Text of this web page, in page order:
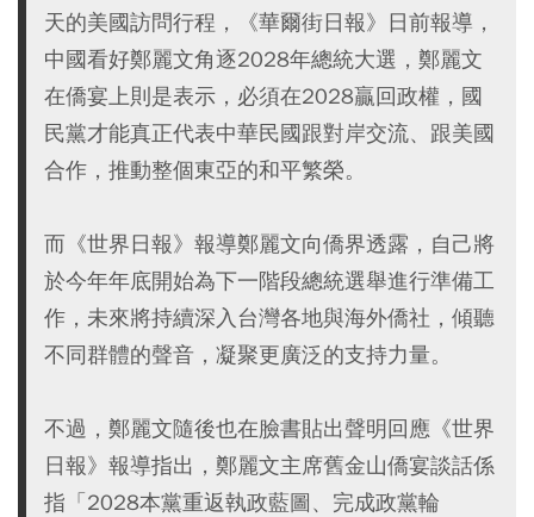
天的美國訪問行程，《華爾街日報》日前報導，
中國看好鄭麗文角逐2028年總統大選，鄭麗文
在僑宴上則是表示，必須在2028贏回政權，國
民黨才能真正代表中華民國跟對岸交流、跟美國
合作，推動整個東亞的和平繁榮。
而《世界日報》報導鄭麗文向僑界透露，自己將
於今年年底開始為下一階段總統選舉進行準備工
作，未來將持續深入台灣各地與海外僑社，傾聽
不同群體的聲音，凝聚更廣泛的支持力量。
不過，鄭麗文隨後也在臉書貼出聲明回應《世界
日報》報導指出，鄭麗文主席舊金山僑宴談話係
指「2028本黨重返執政藍圖、完成政黨輪